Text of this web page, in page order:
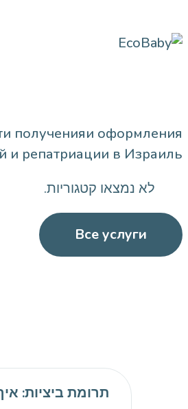
полученияи оформления
и репатриации в Израиль.
לא נמצאו קטגוריות.
Все услуги
תרומת ביציות: